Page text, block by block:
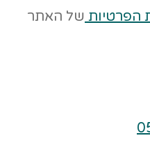
הפרטיות של האתר